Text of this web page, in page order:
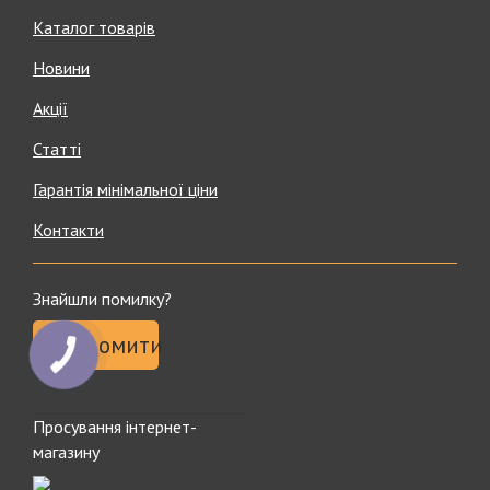
Каталог товарів
Новини
Акції
Статті
Гарантія мінімальної ціни
Контакти
Знайшли помилку?
Повідомити
Просування інтернет-
магазину